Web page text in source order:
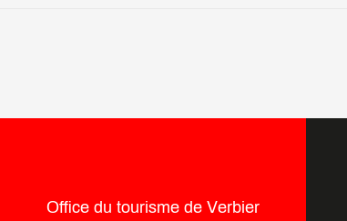
Office du tourisme de Verbier